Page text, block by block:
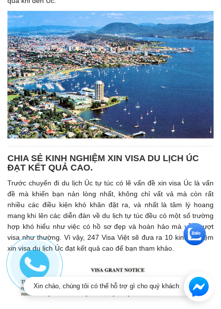
CHIA SẺ KINH NGHIỆM XIN VISA DU LỊCH ÚC
ĐẠT KẾT QUẢ CAO.
Trước chuyến đi du lịch Úc tự túc có lẽ vấn đề xin visa Úc là vấn
đề mà khiến bạn nản lòng nhất, không chỉ vất vả mà còn rất
nhiều các điều kiện khó khăn đặt ra, và nhất là tâm lý hoang
mang khi lên các diễn đàn về du lịch tự túc đều có một số trường
hợp khó hiểu như việc có hồ sơ đẹp và hoàn hảo mà vẫn trượt
visa như thường. Vì vậy, 247 Visa Việt sẽ đưa ra 10 kinh nghiệm
xin visa du lịch Úc đạt kết quả cao để bạn tham khảo.
Xin chào, chúng tôi có thể hỗ trợ gì cho quý khách